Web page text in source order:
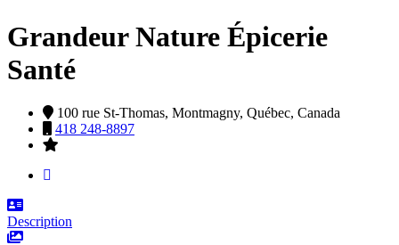
Grandeur Nature Épicerie
Santé
100 rue St-Thomas, Montmagny, Québec, Canada
418 248-8897
Description